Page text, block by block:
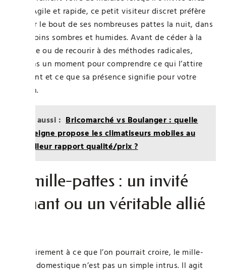
vous. Agile et rapide, ce petit visiteur discret préfère
pointer le bout de ses nombreuses pattes la nuit, dans
les recoins sombres et humides. Avant de céder à la
panique ou de recourir à des méthodes radicales,
prenons un moment pour comprendre ce qui l’attire
vraiment et ce que sa présence signifie pour votre
maison.
Lire aussi : Bricomarché vs Boulanger : quelle
enseigne propose les climatiseurs mobiles au
meilleur rapport qualité/prix ?
Le mille-pattes : un invité
gênant ou un véritable allié
Contrairement à ce que l’on pourrait croire, le mille-
pattes domestique n’est pas un simple intrus. Il agit